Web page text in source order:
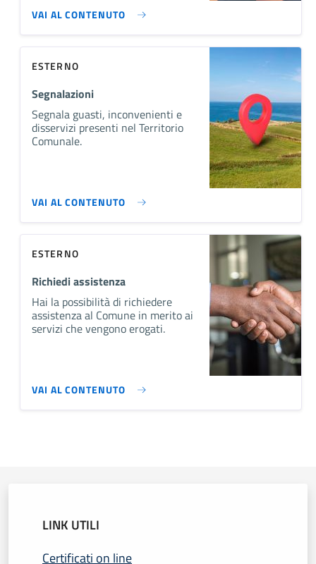
VAI AL CONTENUTO
ESTERNO
Segnalazioni
Segnala guasti, inconvenienti e
disservizi presenti nel Territorio
Comunale.
VAI AL CONTENUTO
ESTERNO
Richiedi assistenza
Hai la possibilità di richiedere
assistenza al Comune in merito ai
servizi che vengono erogati.
VAI AL CONTENUTO
LINK UTILI
Certificati on line